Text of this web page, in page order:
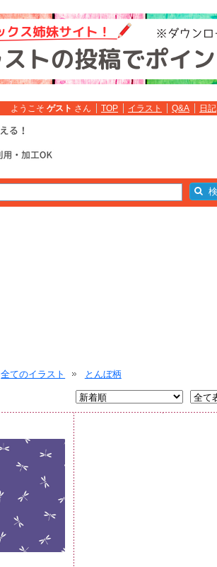
ようこそ ゲスト さん TOP イラスト Q&A 日記
全てのイラスト とんぼ柄